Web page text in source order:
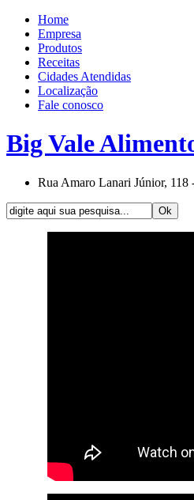
Home
Empresa
Produtos
Receitas
Cidades Atendidas
Localização
Fale conosco
Big Vale
Rua Amaro Lanari Júnior,